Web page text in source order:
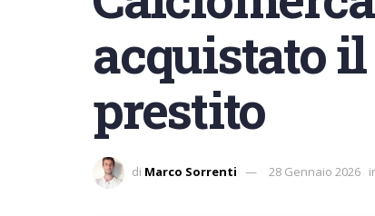
acquistato
prestito
di Marco Sorrenti 28 Gennaio 2026